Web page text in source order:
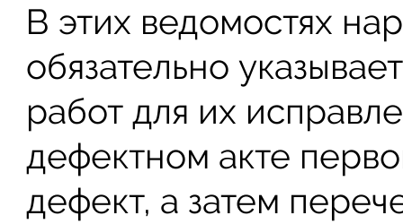
В этих ведомостях
обязательно
работ для их
дефектном акте
дефект, а затем